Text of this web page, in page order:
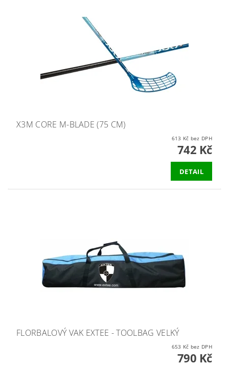
X3M CORE M-BLADE (75 CM)
613 Kč bez DPH
742 Kč
DETAIL
FLORBALOVÝ VAK EXTEE - TOOLBAG VELKÝ
653 Kč bez DPH
790 Kč